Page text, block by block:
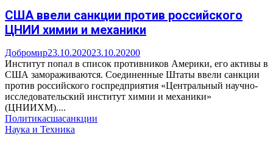
США ввели санкции против российского
ЦНИИ химии и механики
Добромир23.10.202023.10.20200
Институт попал в список противников Америки, его активы в
США замораживаются. Соединенные Штаты ввели санкции
против российского госпредприятия «Центральный научно-
исследовательский институт химии и механики»
(ЦНИИХМ)....
Политикасшасанкции
Наука и Техника